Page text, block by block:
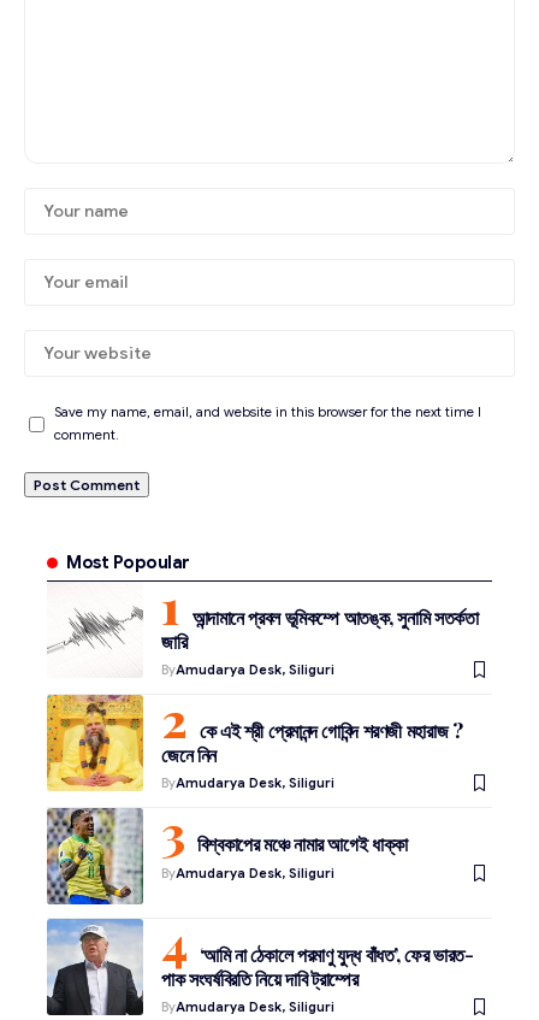
Save my name, email, and website in this browser for the next time I
comment.
Most Popoular
আন্দামানে প্রবল ভূমিকম্পে আতঙ্ক, সুনামি সতর্কতা
জারি
ByAmudarya Desk, Siliguri
কে এই শ্রী প্রেমানন্দ গোবিন্দ শরণজী মহারাজ ?
জেনে নিন
ByAmudarya Desk, Siliguri
বিশ্বকাপের মঞ্চে নামার আগেই ধাক্কা
ByAmudarya Desk, Siliguri
‘আমি না ঠেকালে পরমাণু যুদ্ধ বাঁধত’, ফের ভারত-
পাক সংঘর্ষবিরতি নিয়ে দাবি ট্রাম্পের
ByAmudarya Desk, Siliguri